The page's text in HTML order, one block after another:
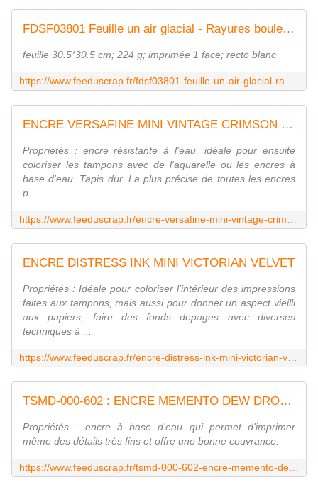
FDSF03801 Feuille un air glacial - Rayures bouleau FEE DU SCRAP
feuille 30.5*30.5 cm; 224 g; imprimée 1 face; recto blanc
ENCRE VERSAFINE MINI VINTAGE CRIMSON RED
Propriétés : encre résistante à l'eau, idéale pour ensuite
coloriser les tampons avec de l'aquarelle ou les encres à
base d'eau. Tapis dur. La plus précise de toutes les encres
p...
ENCRE DISTRESS INK MINI VICTORIAN VELVET
Propriétés : Idéale pour coloriser l'intérieur des impressions
faites aux tampons, mais aussi pour donner un aspect vieilli
aux papiers, faire des fonds depages avec diverses
techniques à ...
TSMD-000-602 : ENCRE MEMENTO DEW DROP TEAL ZEA Fée du Scrap
Propriétés : encre à base d'eau qui permet d'imprimer
même des détails très fins et offre une bonne couvrance.